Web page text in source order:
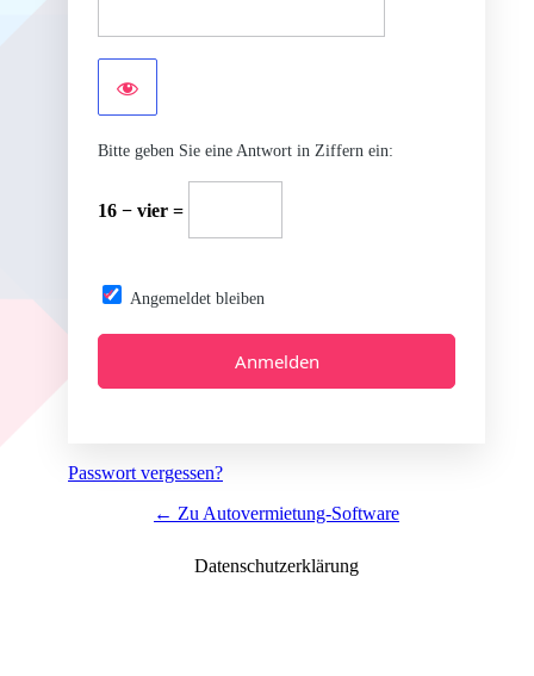
Bitte geben Sie eine Antwort in Ziffern ein:
16 − vier =
Angemeldet bleiben
Passwort vergessen?
← Zu Autovermietung-Software
Datenschutzerklärung